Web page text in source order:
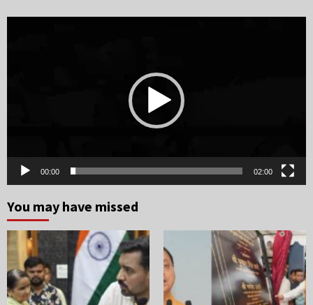
00:00 02:00
You may have missed